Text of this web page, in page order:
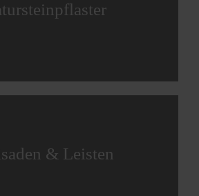
& Leisten